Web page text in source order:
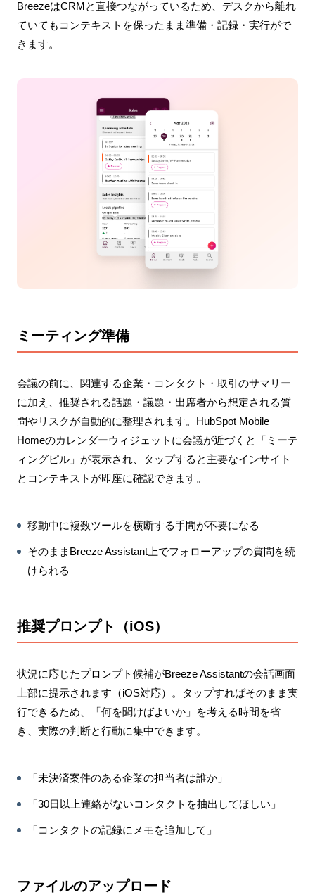
BreezeはCRMと直接つながっているため、デスクから離れ
ていてもコンテキストを保ったまま準備・記録・実行がで
きます。
ミーティング準備
会議の前に、関連する企業・コンタクト・取引のサマリー
に加え、推奨される話題・議題・出席者から想定される質
問やリスクが自動的に整理されます。HubSpot Mobile
Homeのカレンダーウィジェットに会議が近づくと「ミーテ
ィングピル」が表示され、タップすると主要なインサイト
とコンテキストが即座に確認できます。
移動中に複数ツールを横断する手間が不要になる
そのままBreeze Assistant上でフォローアップの質問を続
けられる
推奨プロンプト（iOS）
状況に応じたプロンプト候補がBreeze Assistantの会話画面
上部に提示されます（iOS対応）。タップすればそのまま実
行できるため、「何を聞けばよいか」を考える時間を省
き、実際の判断と行動に集中できます。
「未決済案件のある企業の担当者は誰か」
「30日以上連絡がないコンタクトを抽出してほしい」
「コンタクトの記録にメモを追加して」
ファイルのアップロード